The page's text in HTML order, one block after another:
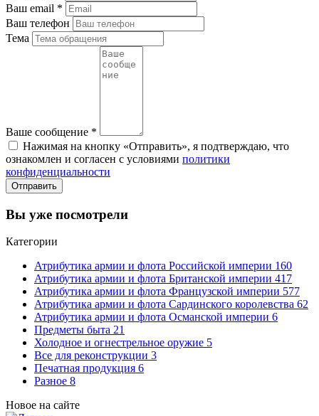
Ваш email *
Ваш телефон
Тема
Ваше сообщение *
Нажимая на кнопку «Отправить», я подтверждаю, что
ознакомлен и согласен с условиями политики
конфиденциальности
Отправить
Вы уже посмотрели
Категории
Атрибутика армии и флота Российской империи 160
Атрибутика армии и флота Британской империи 417
Атрибутика армии и флота Французской империи 577
Атрибутика армии и флота Сардинского королевства 62
Атрибутика армии и флота Османской империи 6
Предметы быта 21
Холодное и огнестрельное оружие 5
Все для реконструкции 3
Печатная продукция 6
Разное 8
Новое на сайте